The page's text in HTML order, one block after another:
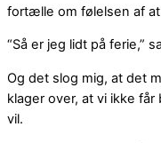
fortælle om følelsen af
“Så er jeg lidt på ferie,”
Og det slog mig, at det
klager over, at vi ikke
vil.